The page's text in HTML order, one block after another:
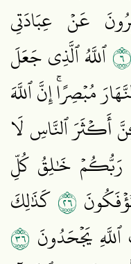
عَنۡ عِبَادَتِي
ٱللَّهُ ٱلَّذِي جَعَلَ
مُبۡصِرًاۚ إِنَّ ٱللَّهَ
أَكۡثَرَ ٱلنَّاسِ لَا
رَبُّكُمۡ خَٰلِقُ كُلِّ
٦٢ كَذَٰلِكَ
يَجۡحَدُونَ ٦٣